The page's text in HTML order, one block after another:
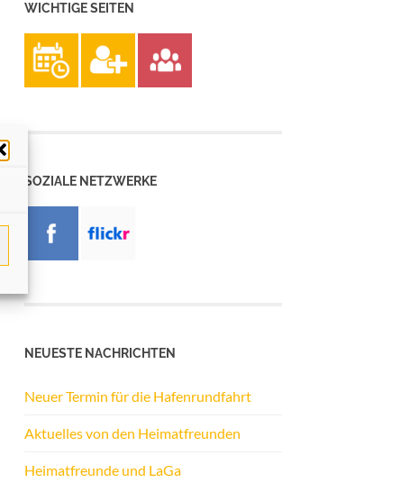
WICHTIGE SEITEN
SOZIALE NETZWERKE
NEUESTE NACHRICHTEN
Neuer Termin für die Hafenrundfahrt
Aktuelles von den Heimatfreunden
Heimatfreunde und LaGa